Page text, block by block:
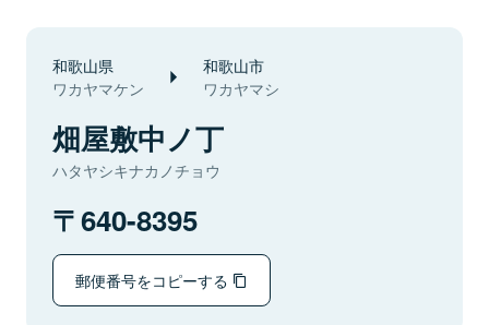
和歌山県
ワカヤマケン
和歌山市
ワカヤマシ
畑屋敷中ノ丁
ハタヤシキナカノチョウ
640-8395
郵便番号をコピーする